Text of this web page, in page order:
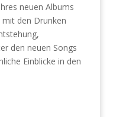
neuen Albums
mit den Drunken
den neuen Songs
Einblicke in den